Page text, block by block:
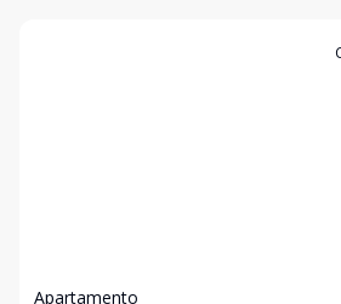
Apartamento